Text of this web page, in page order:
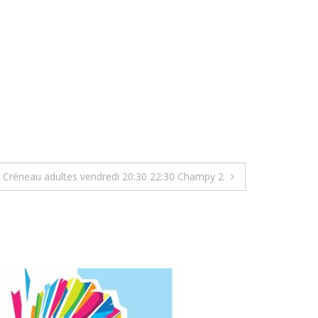
Créneau adultes vendredi 20:30 22:30 Champy 2